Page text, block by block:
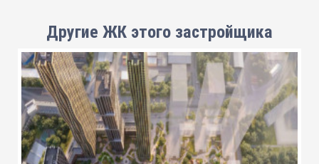
Другие ЖК этого застройщика